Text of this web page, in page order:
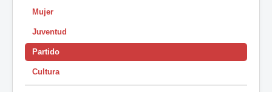
Mujer
Juventud
Partido
Cultura